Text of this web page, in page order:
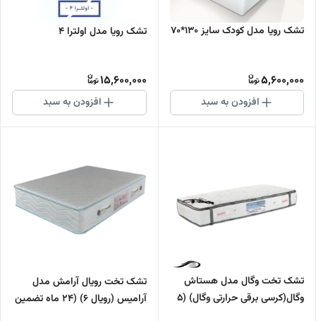
تشک رویا مدل کودک سایز 130*70
5,600,000
افزودن به سبد
تشک رویا مدل اولترا 4
15,600,000
افزودن به سبد
تشک تخت وگال مدل هستاش
وگال(کرسی برقی حرارتی وگال) (5
تشک تخت رویال آرامش مدل
آرامیس (رویال 6) (24 ماه تضمین